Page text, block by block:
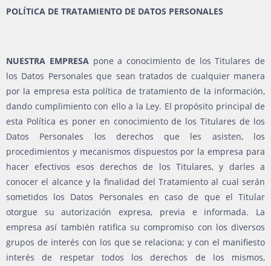
POLÍTICA DE TRATAMIENTO DE DATOS PERSONALES
NUESTRA EMPRESApone a conocimiento de los Titulares de
los Datos Personales que sean tratados de cualquier manera
por la empresa esta política de tratamiento de la información,
dando cumplimiento con ello a la Ley. El propósito principal de
esta Política es poner en conocimiento de los Titulares de los
Datos Personales los derechos que les asisten, los
procedimientos y mecanismos dispuestos por la empresa para
hacer efectivos esos derechos de los Titulares, y darles a
conocer el alcance y la finalidad del Tratamiento al cual serán
sometidos los Datos Personales en caso de que el Titular
otorgue su autorización expresa, previa e informada. La
empresa así también ratifica su compromiso con los diversos
grupos de interés con los que se relaciona; y con el manifiesto
interés de respetar todos los derechos de los mismos,